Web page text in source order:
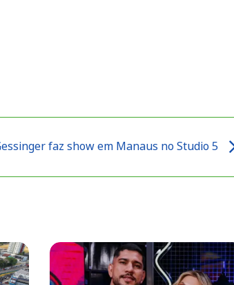
faz show em Manaus no Studio 5